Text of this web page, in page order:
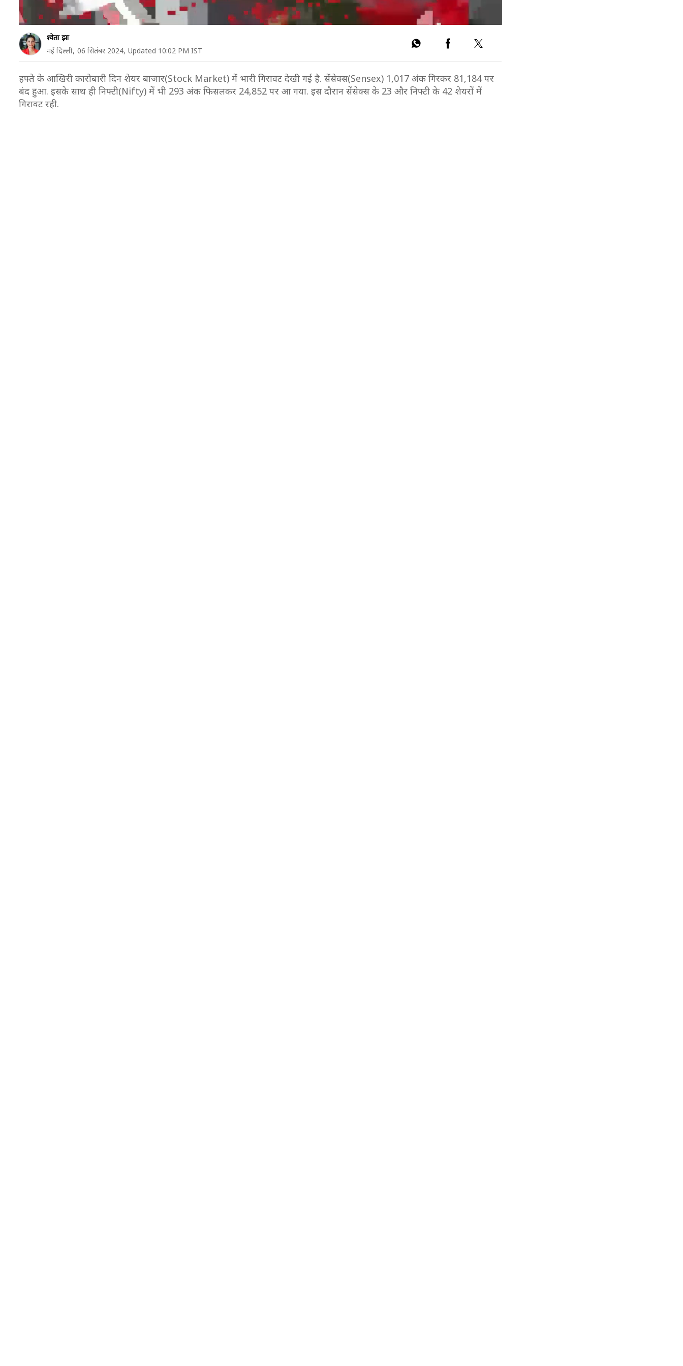
श्वेता झा
नई दिल्ली, 06 सितंबर 2024, Updated 10:02 PM IST
हफ्ते के आखिरी कारोबारी दिन शेयर बाजार(Stock Market) में भारी गिरावट देखी गई है. सेंसेक्स(Sensex) 1,017 अंक गिरकर 81,184 पर
बंद हुआ. इसके साथ ही निफ्टी(Nifty) में भी 293 अंक फिसलकर 24,852 पर आ गया. इस दौरान सेंसेक्स के 23 और निफ्टी के 42 शेयरों में
गिरावट रही.